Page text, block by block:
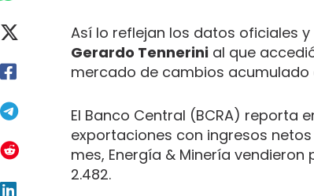
Así lo reflejan los datos oficiales
Gerardo Tennerini al que
mercado de cambios acumulado
El Banco Central (BCRA) reporta
exportaciones con ingresos
mes, Energía & Minería
2.482.